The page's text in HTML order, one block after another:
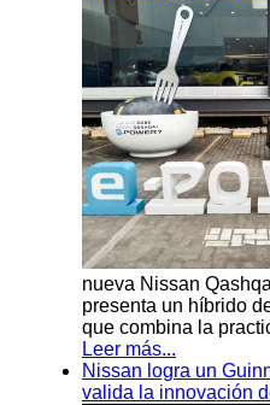
nueva Nissan
presenta un híbrido
que combina la
Leer más...
Nissan logra un
valida la innovación